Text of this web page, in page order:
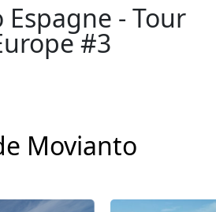
- Tour
#3
Movianto